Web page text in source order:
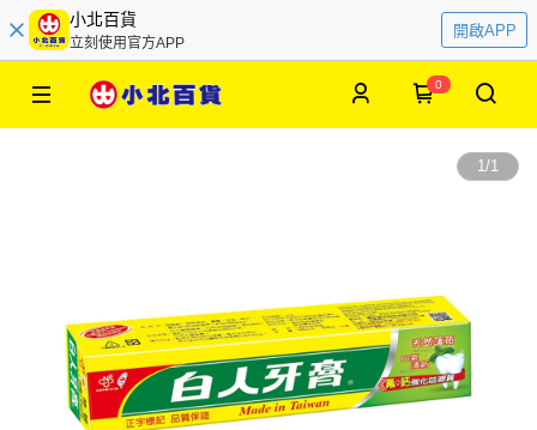
小北百貨
立刻使用官方APP
開啟APP
0
1/1